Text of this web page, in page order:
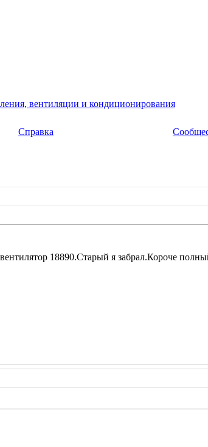
вентиляции и кондиционирования
Справка
18890.Старый я забрал.Короче